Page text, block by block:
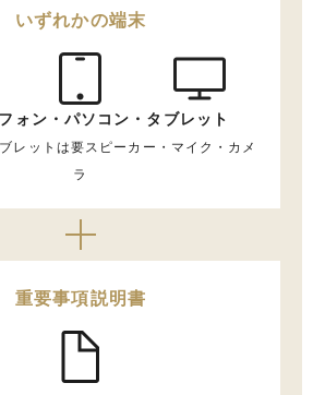
いずれかの端末
ォン・パソコン・タブレット
レットは要スピーカー・マイク・カメ
ラ
重要事項説明書